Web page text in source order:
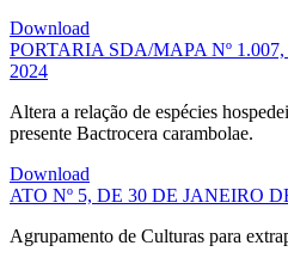
Download
PORTARIA SDA/MAPA Nº
2024
Altera a relação de espécies
presente Bactrocera carambolae.
Download
ATO Nº 5, DE 30 DE JANEIRO
Agrupamento de Culturas para